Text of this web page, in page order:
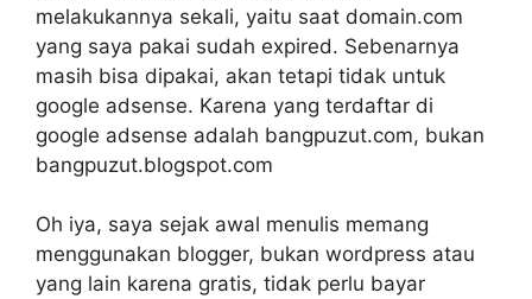
melakukannya sekali, yaitu saat domain.com
yang saya pakai sudah expired. Sebenarnya
masih bisa dipakai, akan tetapi tidak untuk
google adsense. Karena yang terdaftar di
google adsense adalah bangpuzut.com, bukan
bangpuzut.blogspot.com
Oh iya, saya sejak awal menulis memang
menggunakan blogger, bukan wordpress atau
yang lain karena gratis, tidak perlu bayar